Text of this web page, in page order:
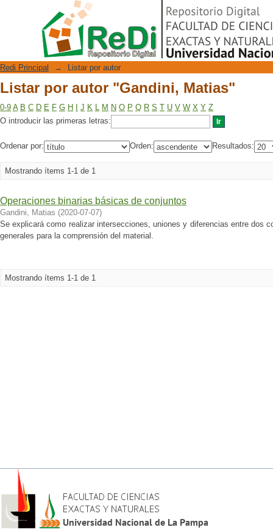
Listar por autor "Gandini, Matias"
Repositorio Digital
Redi Principal → Listar por autor
Listar por autor "Gandini, Matias"
0-9 A B C D E F G H J K L M N O P Q R S T U V W X Y Z
O introducir las primeras letras:
Ordenar por: Orden: Resultados:
Mostrando ítems 1-1 de 1
Operaciones binarias básicas de conjuntos
Gandini, Matias (2020-07-07)
Se explicará como realizar intersecciones, uniones y diferencias entre dos
generales para la comprensión del material.
Mostrando ítems 1-1 de 1